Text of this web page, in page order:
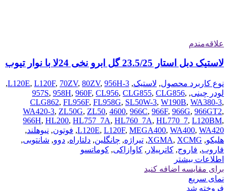
علاقه‌مندم
لاستیک دبل استار 23.5/25 گل ابرو نخی 24لا با نوار تیوب
نوع کاربرد محصول, لاستیک,
L120E, L120F, 70ZV, 80ZV, 956H-3
,
لودر چینی,
957S, 958H, 960F, CL956, CLG855, CLG856,
CLG862, FL956F, FL958G, SL50W-3, W190B, WA380-3,
WA420-3, ZL50G, ZL50, 4600, 966C, 966F, 966G, 966GT2,
966H, HL200, HL757_7A, HL760_7A, HL770_7, L120BM,
L120E, L120F, MEGA400, WA400, WA420
, فوتون, نیوهلند,
هلیکو,
XGMA, XCMG
, تیراژه, چانگلین, دلتاراه, دوو, شانتوبی,
فاروب, فاروج, کاترپیلار , کاوازاکی, کوماتسو
اطلاعات بیشتر
برای مقایسه اضافه کنید
نمای سریع
فروخته شد